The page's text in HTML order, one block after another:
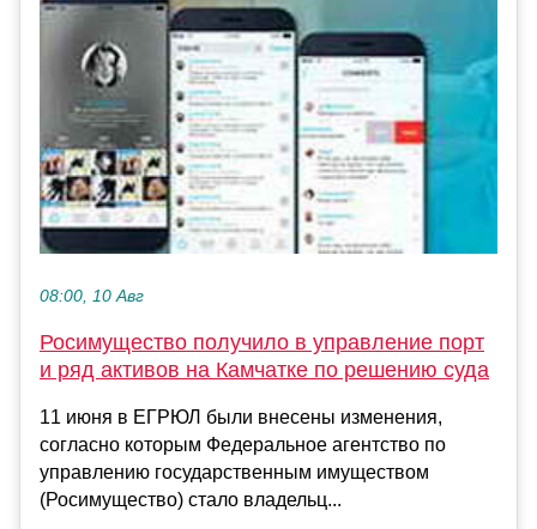
08:00, 10 Авг
Росимущество получило в управление порт
и ряд активов на Камчатке по решению суда
11 июня в ЕГРЮЛ были внесены изменения,
согласно которым Федеральное агентство по
управлению государственным имуществом
(Росимущество) стало владельц...